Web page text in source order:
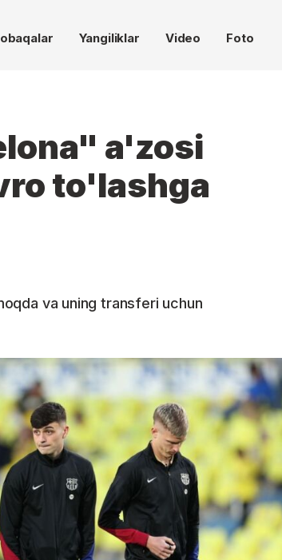
Yangiliklar Video Foto
a'zosi
to'lashga
va uning transferi uchun